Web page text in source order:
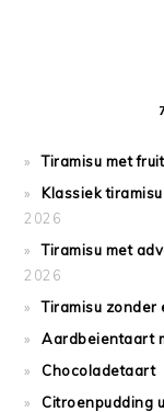
Tiramisu met
Klassiek
2026
Tiramisu met
2026
Tiramisu zonder
Aardbeientaart
Chocoladetaart
Citroenpudding